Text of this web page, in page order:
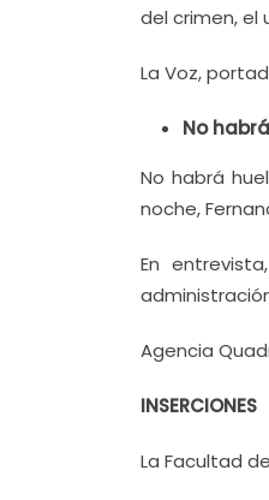
del crimen, el
La Voz,
No
No habrá
noche,
En
Agencia
INSERCIONES
La Facultad